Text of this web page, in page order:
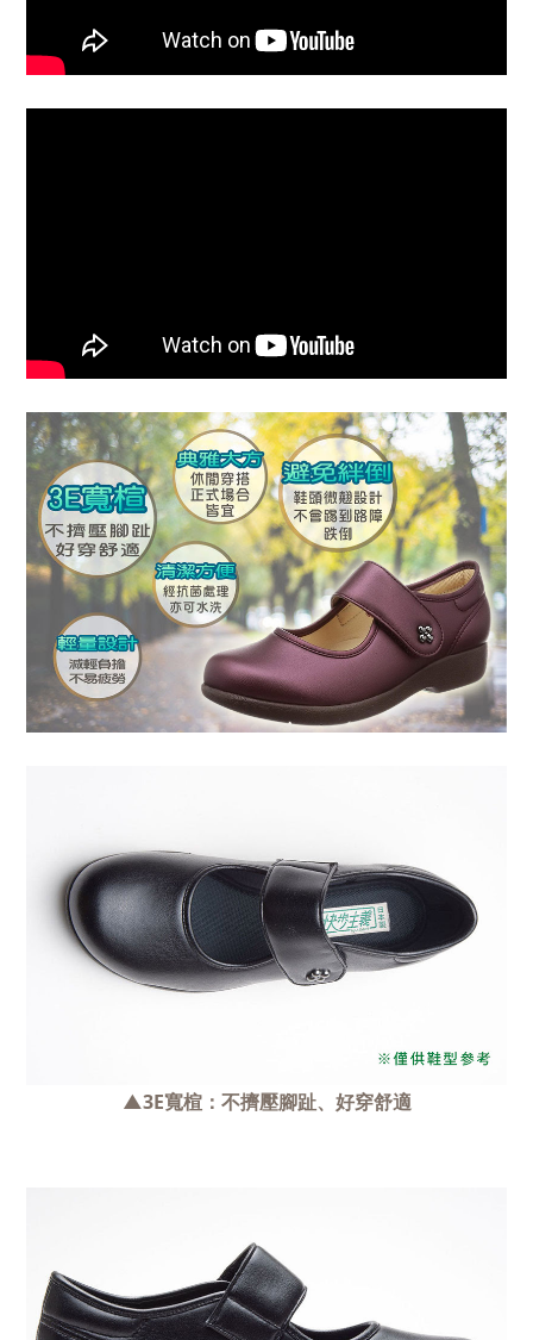
▲3E寬楦：不擠壓腳趾、好穿舒適